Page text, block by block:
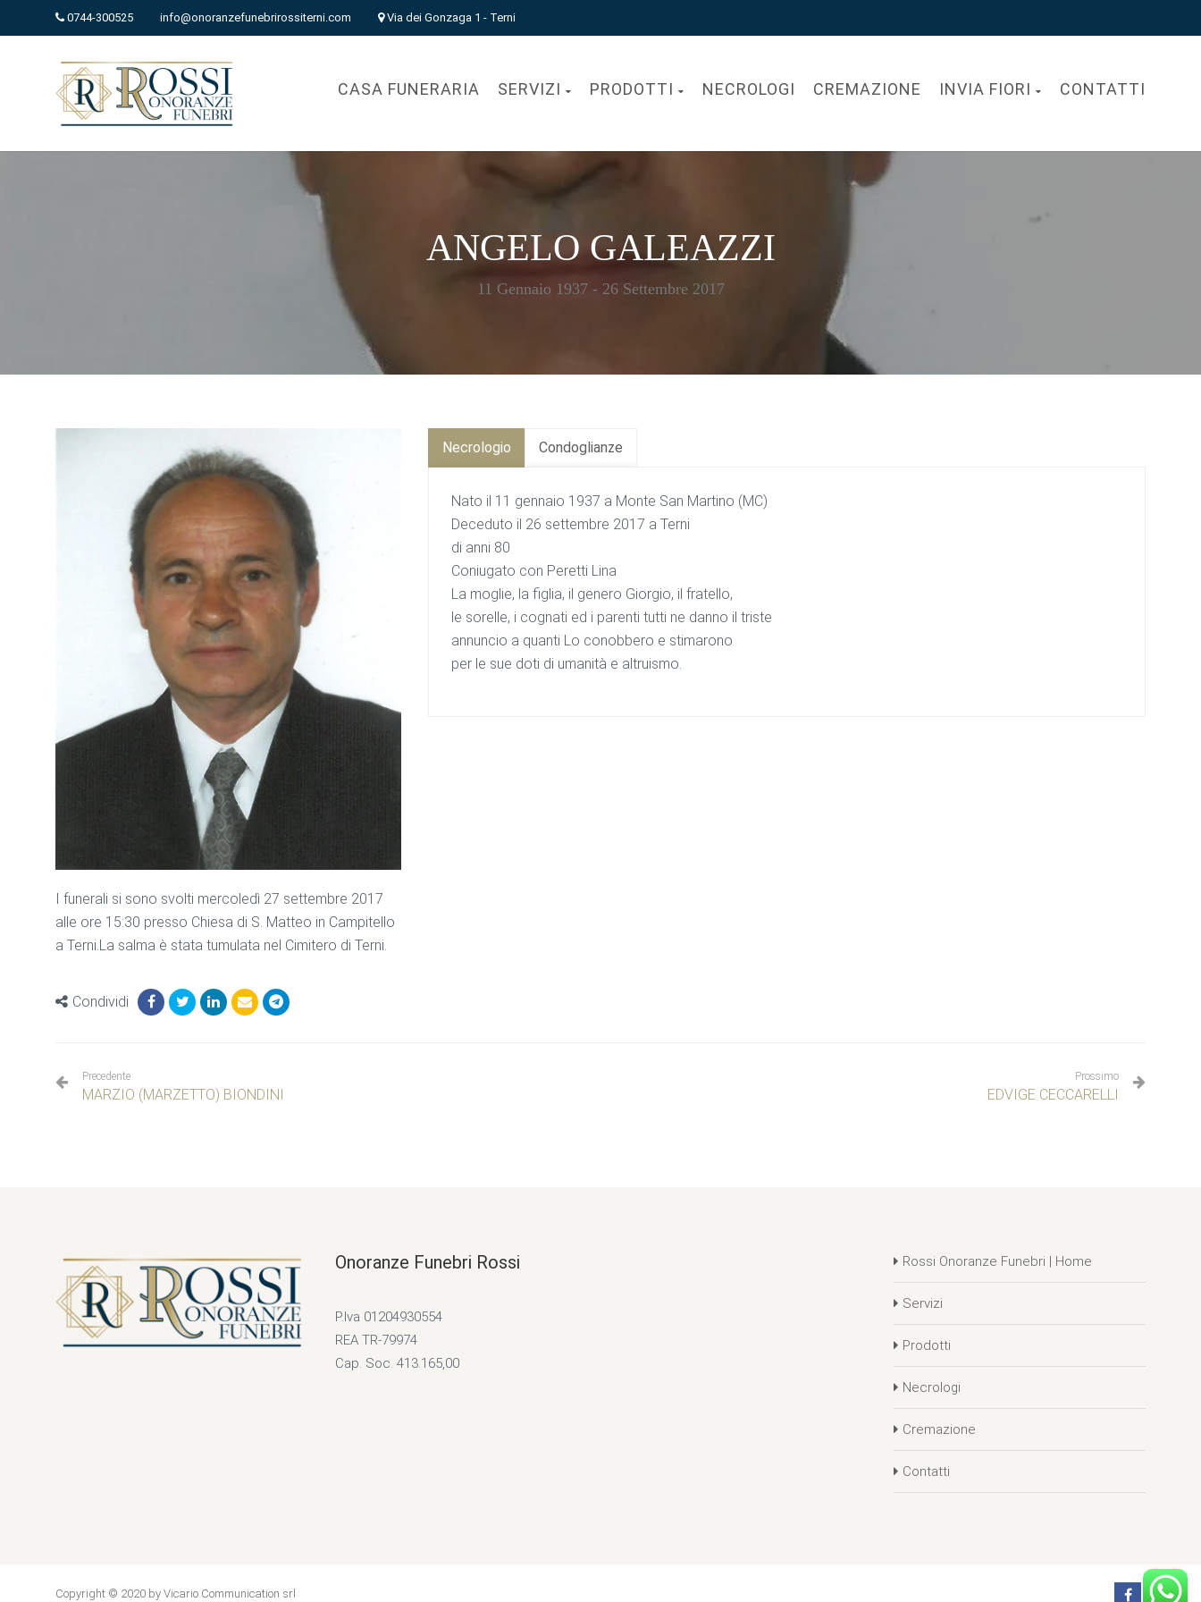
0744-300525 info@onoranzefunebrirossiterni.com Via dei Gonzaga 1 - Terni
CASA FUNERARIA SERVIZI PRODOTTI NECROLOGI CREMAZIONE INVIA FIORI CONTATTI
ANGELO GALEAZZI
11 Gennaio 1937 - 26 Settembre 2017
I funerali si sono svolti mercoledì 27 settembre 2017
alle ore 15:30 presso Chiesa di S. Matteo in Campitello
a Terni.La salma è stata tumulata nel Cimitero di Terni.
Condividi
Necrologio Condoglianze
Nato il 11 gennaio 1937 a Monte San Martino (MC)
Deceduto il 26 settembre 2017 a Terni
di anni 80
Coniugato con Peretti Lina
La moglie, la figlia, il genero Giorgio, il fratello,
le sorelle, i cognati ed i parenti tutti ne danno il triste
annuncio a quanti Lo conobbero e stimarono
per le sue doti di umanità e altruismo.
Precedente
MARZIO (MARZETTO) BIONDINI
Prossimo
EDVIGE CECCARELLI
Onoranze Funebri Rossi
P.Iva 01204930554
REA TR-79974
Cap. Soc. 413.165,00
Rossi Onoranze Funebri | Home
Servizi
Prodotti
Necrologi
Cremazione
Contatti
Copyright © 2020 by Vicario Communication srl